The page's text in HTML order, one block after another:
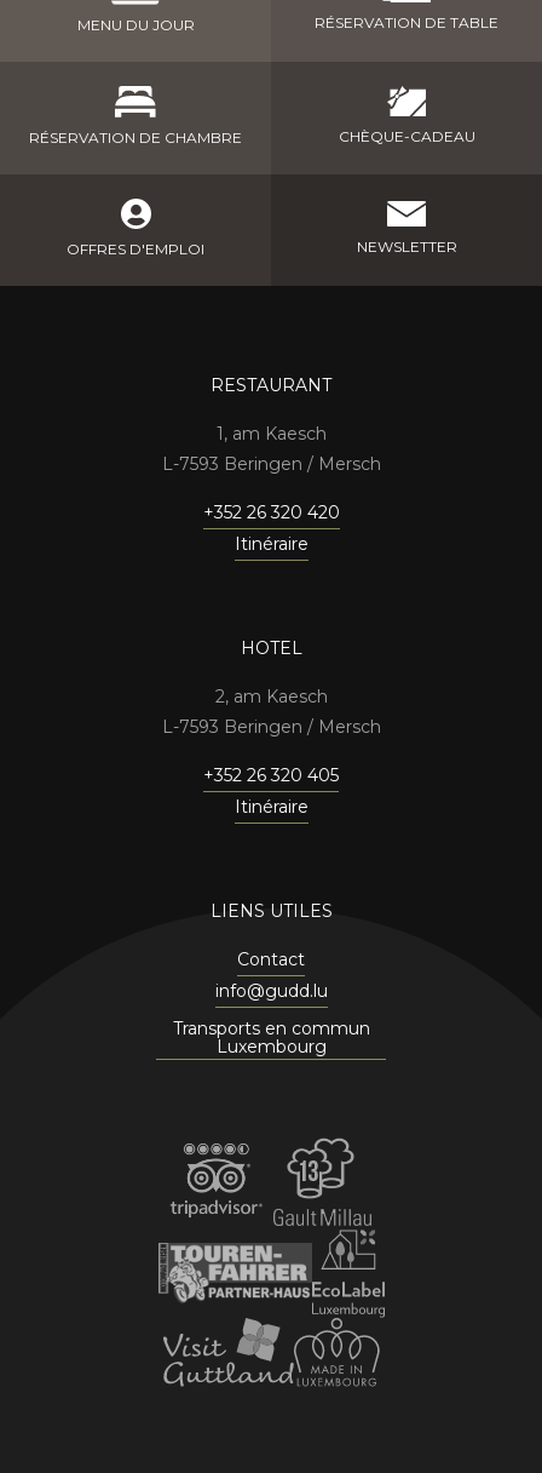
MENU DU JOUR RÉSERVATION DE TABLE
RÉSERVATION DE CHAMBRE CHÈQUE-CADEAU
OFFRES D'EMPLOI NEWSLETTER
RESTAURANT
1, am Kaesch
7593 Beringen / Mersch
+352 26 320 420
Itinéraire
HOTEL
2, am Kaesch
7593 Beringen / Mersch
+352 26 320 405
Itinéraire
LIENS UTILES
Contact
info@gudd.lu
Transports en commun
Luxembourg